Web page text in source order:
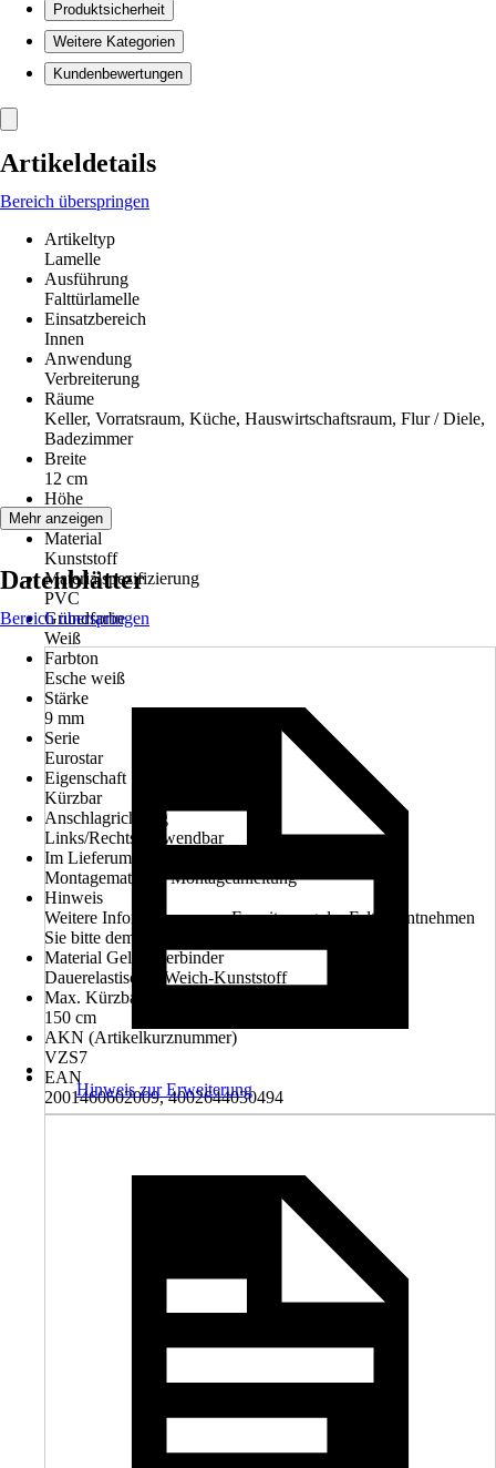
Produktsicherheit
Weitere Kategorien
Kundenbewertungen
Artikeldetails
Bereich überspringen
Artikeltyp
Lamelle
Ausführung
Falttürlamelle
Einsatzbereich
Innen
Anwendung
Verbreiterung
Räume
Keller, Vorratsraum, Küche, Hauswirtschaftsraum, Flur / Diele,
Badezimmer
Breite
12 cm
Höhe
205 cm
Material
Kunststoff
Materialspezifizierung
PVC
Grundfarbe
Weiß
Farbton
Esche weiß
Stärke
9 mm
Serie
Eurostar
Eigenschaft
Kürzbar
Anschlagrichtung
Links/Rechts verwendbar
Im Lieferumfang enthalten
Montagematerial, Montageanleitung
Hinweis
Weitere Informationen zur Erweiterung der Falttür entnehmen
Sie bitte dem Datenblatt
Material Gelenkverbinder
Dauerelastischer Weich-Kunststoff
Max. Kürzbar
150 cm
AKN (Artikelkurznummer)
VZS7
EAN
2001460602009, 4002644030494
Mehr anzeigen
Datenblätter
Bereich überspringen
Hinweis zur Erweiterung